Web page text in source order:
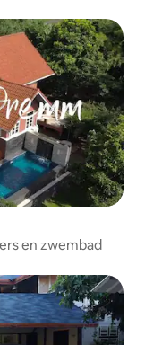
en zwembad